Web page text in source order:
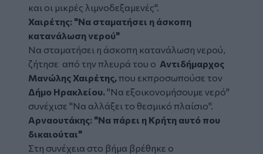
και οι μικρές λιμνοδεξαμενές".
Χαιρέτης: "Να σταματήσει η άσκοπη
κατανάλωση νερού"
Να σταματήσει η άσκοπη κατανάλωση νερού,
ζήτησε από την πλευρά του ο Αντιδήμαρχος
Μανώλης Χαιρέτης, που εκπροσωπούσε τον
Δήμο Ηρακλείου. "Να εξοικονομήσουμε νερό"
συνέχισε "Να αλλάξει το θεσμικό πλαίσιο".
Αρναουτάκης: "Να πάρει η Κρήτη αυτό που
δικαιούται"
Στη συνέχεια στο βήμα βρέθηκε ο